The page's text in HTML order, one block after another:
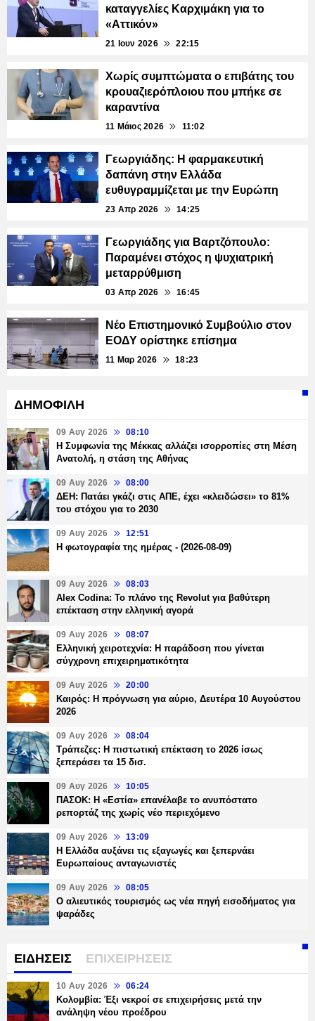
καταγγελίες Καρχιμάκη για το
«Αττικόν»
21 Ιουν 2026 22:15
Χωρίς συμπτώματα ο επιβάτης του
κρουαζιερόπλοιου που μπήκε σε
καραντίνα
11 Μάιος 2026 11:02
Γεωργιάδης: Η φαρμακευτική
δαπάνη στην Ελλάδα
ευθυγραμμίζεται με την Ευρώπη
23 Απρ 2026 14:25
Γεωργιάδης για Βαρτζόπουλο:
Παραμένει στόχος η ψυχιατρική
μεταρρύθμιση
03 Απρ 2026 16:45
Νέο Επιστημονικό Συμβούλιο στον
ΕΟΔΥ ορίστηκε επίσημα
11 Μαρ 2026 18:23
ΔΗΜΟΦΙΛΗ
09 Αυγ 2026 08:10
Η Συμφωνία της Μέκκας αλλάζει ισορροπίες στη Μέση
Ανατολή, η στάση της Αθήνας
09 Αυγ 2026 08:00
ΔΕΗ: Πατάει γκάζι στις ΑΠΕ, έχει «κλειδώσει» το 81%
του στόχου για το 2030
09 Αυγ 2026 12:51
Η φωτογραφία της ημέρας - (2026-08-09)
09 Αυγ 2026 08:03
Alex Codina: Το πλάνο της Revolut για βαθύτερη
επέκταση στην ελληνική αγορά
09 Αυγ 2026 08:07
Ελληνική χειροτεχνία: Η παράδοση που γίνεται
σύγχρονη επιχειρηματικότητα
09 Αυγ 2026 20:00
Καιρός: Η πρόγνωση για αύριο, Δευτέρα 10 Αυγούστου
2026
09 Αυγ 2026 08:04
Τράπεζες: H πιστωτική επέκταση το 2026 ίσως
ξεπεράσει τα 15 δισ.
09 Αυγ 2026 10:05
ΠΑΣΟΚ: Η «Εστία» επανέλαβε το ανυπόστατο
ρεπορτάζ της χωρίς νέο περιεχόμενο
09 Αυγ 2026 13:09
Η Ελλάδα αυξάνει τις εξαγωγές και ξεπερνάει
Ευρωπαίους ανταγωνιστές
09 Αυγ 2026 08:05
Ο αλιευτικός τουρισμός ως νέα πηγή εισοδήματος για
ψαράδες
ΕΙΔΗΣΕΙΣ ΕΠΙΧΕΙΡΗΣΕΙΣ
10 Αυγ 2026 06:24
Κολομβία: Έξι νεκροί σε επιχειρήσεις μετά την
ανάληψη νέου προέδρου